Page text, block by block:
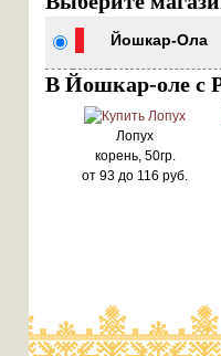
Йошкар-Ола
В Йошкар-оле с
Лопух
корень, 50гр.
от 93 до 116 руб.